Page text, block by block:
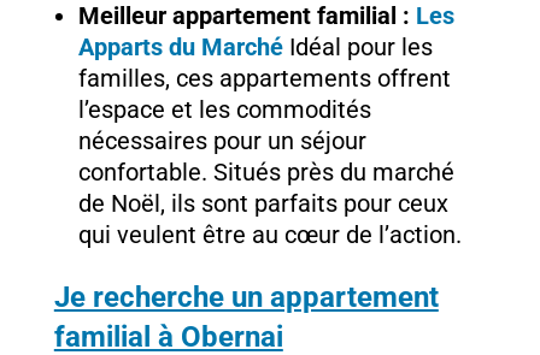
Meilleur appartement familial : Les
Apparts du MarchéIdéal pour les
familles, ces appartements offrent
l’espace et les commodités
nécessaires pour un séjour
confortable. Situés près du marché
de Noël, ils sont parfaits pour ceux
qui veulent être au cœur de l’action.
Je recherche un appartement
familial à Obernai